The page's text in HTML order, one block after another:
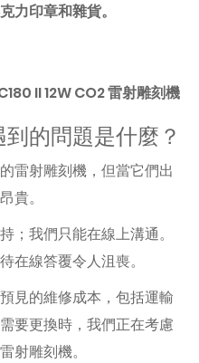
力印章和雜貨。
II 12W CO2 雷射雕刻機
的問題是什麼？
雷射雕刻機，但當它們出
貴。
；我們只能在線上溝通。
在線答覆令人沮喪。
見的維修成本，包括運輸
要更換時，我們正在考慮
射雕刻機。